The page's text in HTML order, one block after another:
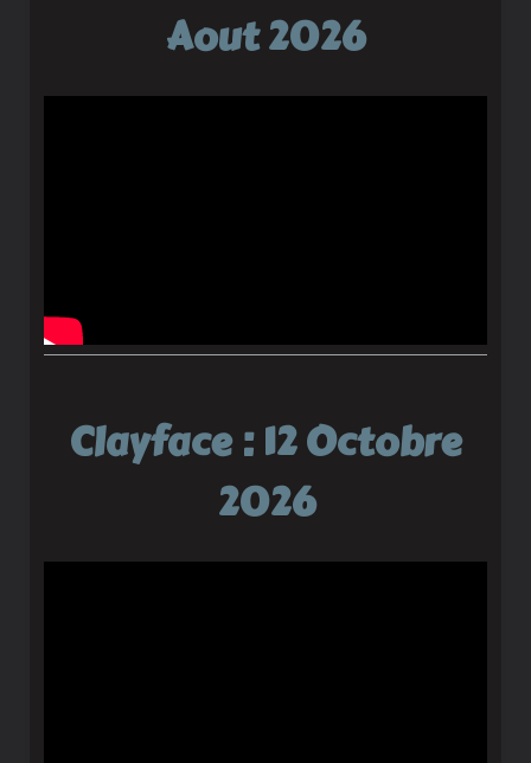
Aout 2026
Clayface : 12 Octobre
2026